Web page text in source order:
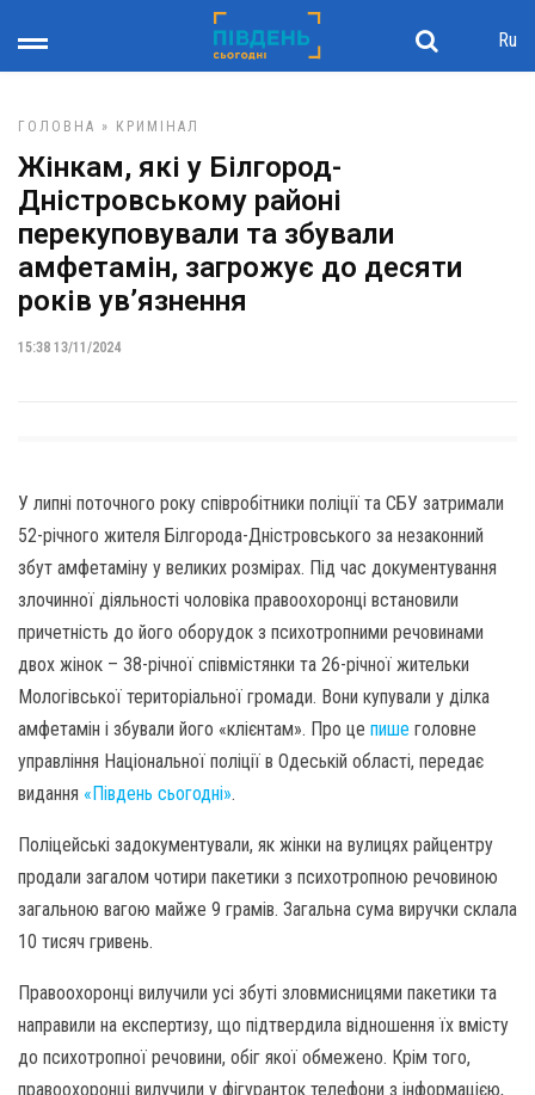
Ru
ГОЛОВНА » КРИМІНАЛ
Жінкам, які у Білгород-
Дністровському районі
перекуповували та збували
амфетамін, загрожує до десяти
років ув’язнення
15:38 13/11/2024
У липні поточного року співробітники поліції та СБУ затримали
52-річного жителя Білгорода-Дністровського за незаконний
збут амфетаміну у великих розмірах. Під час документування
злочинної діяльності чоловіка правоохоронці встановили
причетність до його оборудок з психотропними речовинами
двох жінок – 38-річної співмістянки та 26-річної жительки
Мологівської територіальної громади. Вони купували у ділка
амфетамін і збували його «клієнтам». Про це пише головне
управління Національної поліції в Одеській області, передає
видання «Південь сьогодні».
Поліцейські задокументували, як жінки на вулицях райцентру
продали загалом чотири пакетики з психотропною речовиною
загальною вагою майже 9 грамів. Загальна сума виручки склала
10 тисяч гривень.
Правоохоронці вилучили усі збуті зловмисницями пакетики та
направили на експертизу, що підтвердила відношення їх вмісту
до психотропної речовини, обіг якої обмежено. Крім того,
правоохоронці вилучили у фігуранток телефони з інформацією,